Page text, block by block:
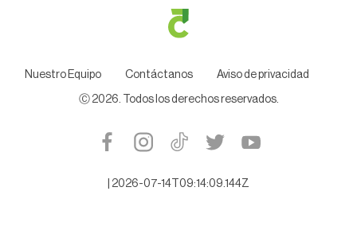
Nuestro Equipo Contáctanos Aviso de privacidad
Ⓒ 2026. Todos los derechos reservados.
2026-07-14T09:14:09.144Z